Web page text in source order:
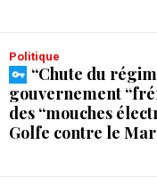
Politique
“Chute du
gouvernement
des “mouches
Golfe contre le